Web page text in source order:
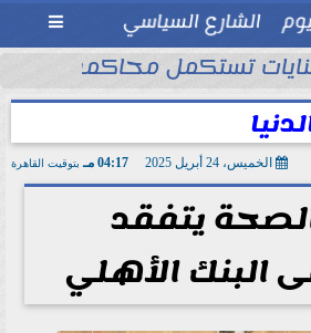
الشارع السياسي 
تستكمل محاكمة
الخميس، 24 أبريل 2025 04:17 مـ بتوقيت القاهرة
يتفقد
البنك الأهلي